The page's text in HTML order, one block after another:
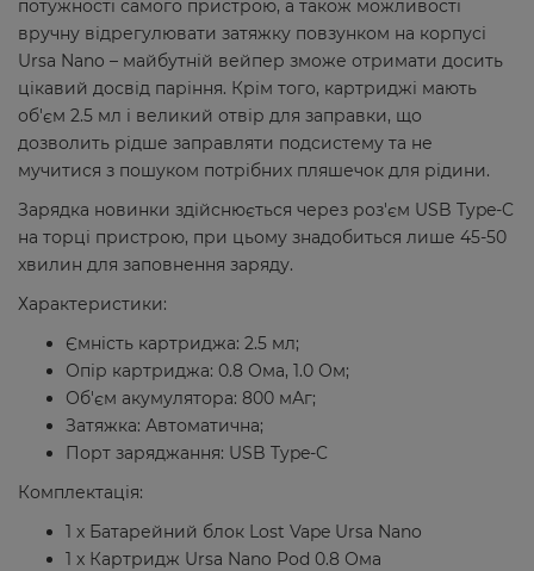
потужності самого пристрою, а також можливості
вручну відрегулювати затяжку повзунком на корпусі
Ursa Nano – майбутній вейпер зможе отримати досить
цікавий досвід паріння. Крім того, картриджі мають
об'єм 2.5 мл і великий отвір для заправки, що
дозволить рідше заправляти подсистему та не
мучитися з пошуком потрібних пляшечок для рідини.
Зарядка новинки здійснюється через роз'єм USB Type-C
на торці пристрою, при цьому знадобиться лише 45-50
хвилин для заповнення заряду.
Характеристики:
Ємність картриджа: 2.5 мл;
Опір картриджа: 0.8 Ома, 1.0 Ом;
Об'єм акумулятора: 800 мАг;
Затяжка: Автоматична;
Порт заряджання: USB Type-C
Комплектація:
1 х Батарейний блок Lost Vape Ursa Nano
1 x Картридж Ursa Nano Pod 0.8 Ома